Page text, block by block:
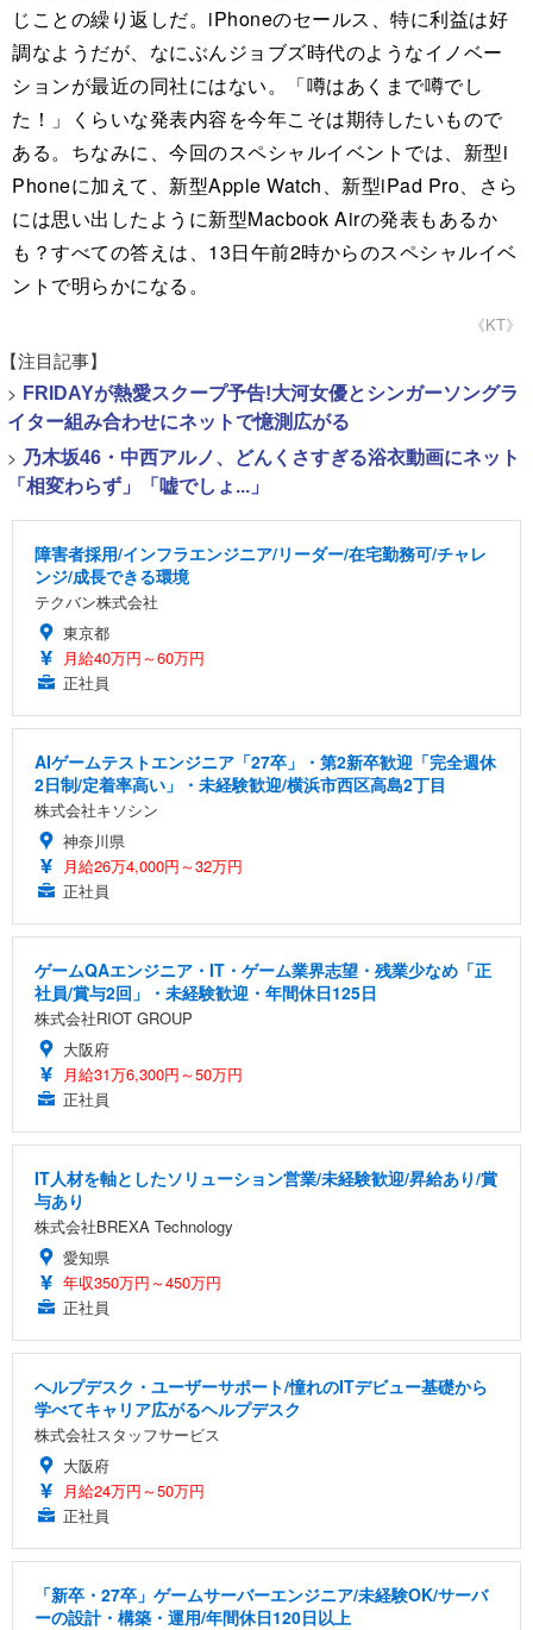
じことの繰り返しだ。iPhoneのセールス、特に利益は好
調なようだが、なにぶんジョブズ時代のようなイノベー
ションが最近の同社にはない。「噂はあくまで噂でし
た！」くらいな発表内容を今年こそは期待したいもので
ある。ちなみに、今回のスペシャルイベントでは、新型i
Phoneに加えて、新型Apple Watch、新型iPad Pro、さら
には思い出したように新型Macbook Airの発表もあるか
も？すべての答えは、13日午前2時からのスペシャルイベ
ントで明らかになる。
《KT》
【注目記事】
> FRIDAYが熱愛スクープ予告!大河女優とシンガーソングラ
イター組み合わせにネットで憶測広がる
> 乃木坂46・中西アルノ、どんくさすぎる浴衣動画にネット
「相変わらず」「嘘でしょ...」
障害者採用/インフラエンジニア/リーダー/在宅勤務可/チャレ
ンジ/成長できる環境
テクバン株式会社
東京都
月給40万円～60万円
正社員
AIゲームテストエンジニア「27卒」・第2新卒歓迎「完全週休
2日制/定着率高い」・未経験歓迎/横浜市西区高島2丁目
株式会社キソシン
神奈川県
月給26万4,000円～32万円
正社員
ゲームQAエンジニア・IT・ゲーム業界志望・残業少なめ「正
社員/賞与2回」・未経験歓迎・年間休日125日
株式会社RIOT GROUP
大阪府
月給31万6,300円～50万円
正社員
IT人材を軸としたソリューション営業/未経験歓迎/昇給あり/賞
与あり
株式会社BREXA Technology
愛知県
年収350万円～450万円
正社員
ヘルプデスク・ユーザーサポート/憧れのITデビュー基礎から
学べてキャリア広がるヘルプデスク
株式会社スタッフサービス
大阪府
月給24万円～50万円
正社員
「新卒・27卒」ゲームサーバーエンジニア/未経験OK/サーバ
ーの設計・構築・運用/年間休日120日以上